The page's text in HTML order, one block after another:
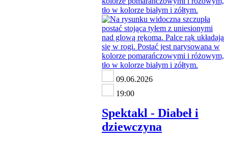
09.06.2026
19:00
Spektakl - Diabeł i
dziewczyna